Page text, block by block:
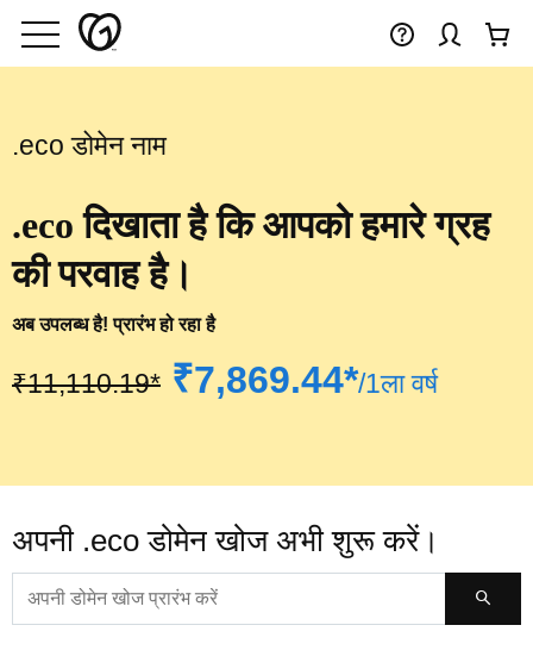
.eco डोमेन नाम
.eco दिखाता है कि आपको हमारे ग्रह
की परवाह है।
अब उपलब्ध है! प्रारंभ हो रहा है
‪₹11,110.19*‬ ‪₹7,869.44*‬/1ला वर्ष
अपनी .eco डोमेन खोज अभी शुरू करें।